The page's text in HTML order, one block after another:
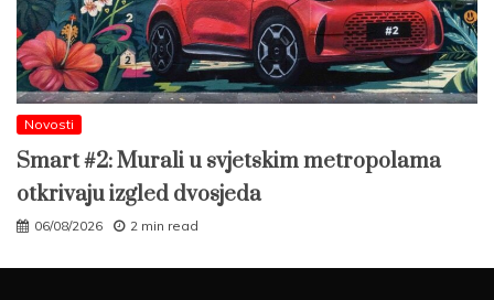
Novosti
Smart #2: Murali u svjetskim metropolama
otkrivaju izgled dvosjeda
06/08/2026 2 min read